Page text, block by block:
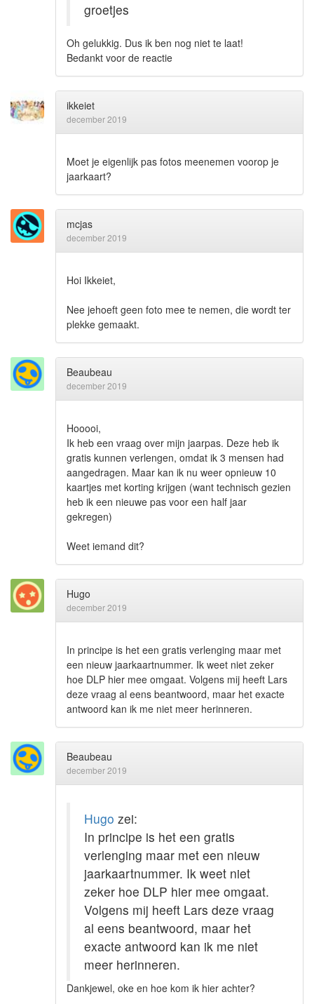
groetjes
Oh gelukkig. Dus ik ben nog niet te laat!
Bedankt voor de reactie
ikkeiet
december 2019
Moet je eigenlijk pas fotos meenemen voorop je
jaarkaart?
mcjas
december 2019
Hoi Ikkeiet,
Nee jehoeft geen foto mee te nemen, die wordt ter
plekke gemaakt.
Beaubeau
december 2019
Hooooi,
Ik heb een vraag over mijn jaarpas. Deze heb ik
gratis kunnen verlengen, omdat ik 3 mensen had
aangedragen. Maar kan ik nu weer opnieuw 10
kaartjes met korting krijgen (want technisch gezien
heb ik een nieuwe pas voor een half jaar
gekregen)
Weet iemand dit?
Hugo
december 2019
In principe is het een gratis verlenging maar met
een nieuw jaarkaartnummer. Ik weet niet zeker
hoe DLP hier mee omgaat. Volgens mij heeft Lars
deze vraag al eens beantwoord, maar het exacte
antwoord kan ik me niet meer herinneren.
Beaubeau
december 2019
Hugo zei:
In principe is het een gratis
verlenging maar met een nieuw
jaarkaartnummer. Ik weet niet
zeker hoe DLP hier mee omgaat.
Volgens mij heeft Lars deze vraag
al eens beantwoord, maar het
exacte antwoord kan ik me niet
meer herinneren.
Dankjewel, oke en hoe kom ik hier achter?